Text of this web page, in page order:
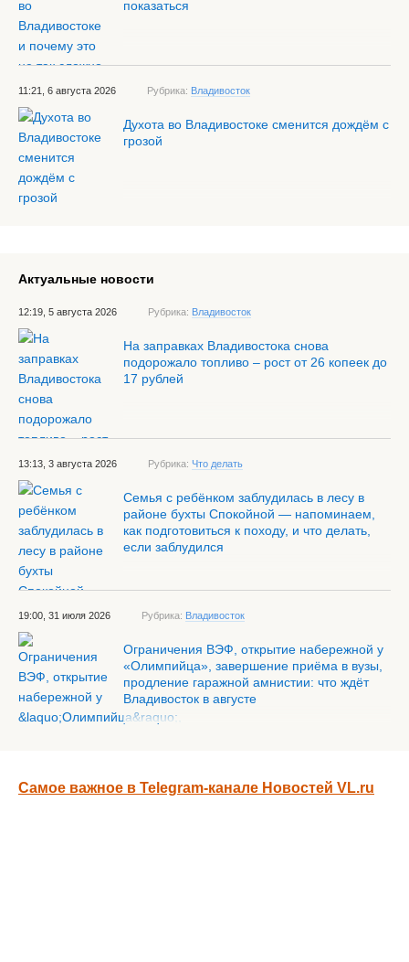
показаться
11:21, 6 августа 2026 Рубрика: Владивосток
Духота во Владивостоке сменится дождём с
грозой
Актуальные новости
12:19, 5 августа 2026 Рубрика: Владивосток
На заправках Владивостока снова
подорожало топливо – рост от 26 копеек до
17 рублей
13:13, 3 августа 2026 Рубрика: Что делать
Семья с ребёнком заблудилась в лесу в
районе бухты Спокойной — напоминаем,
как подготовиться к походу, и что делать,
если заблудился
19:00, 31 июля 2026 Рубрика: Владивосток
Ограничения ВЭФ, открытие набережной у
«Олимпийца», завершение приёма в вузы,
продление гаражной амнистии: что ждёт
Владивосток в августе
Самое важное в Telegram-канале Новостей VL.ru